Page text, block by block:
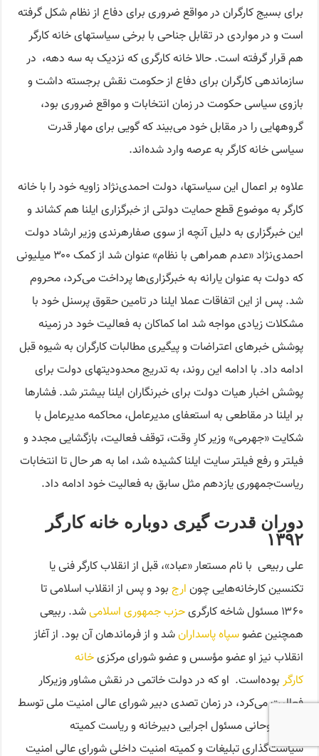
برای بسیج کارگران در مواقع ضروری برای دفاع از نظام شکل گرفته
است و در مواردی در تقابل جناحی با برخی سیاستهای خانه کارگر
هم قرار گرفته است. حالا خانه کارگری که نزدیک به سه دهه، در
سازماندهی کارگران برای دفاع از حکومت نقش برجسته داشت و
بازوی سیاسی حکومت در زمان انتخابات و مواقع ضروری بود،
گروههایی را در مقابل خود می‌بیند که گویی برای مهار قدرت
سیاسی خانه کارگر به عرصه وارد شده‌اند.
علاوه بر اعمال این سیاستها، دولت احمدی‌نژاد زاویه خود را با خانه
کارگر به موضوع قطع حمایت دولتی از خبرگزاری ایلنا هم کشاند و
این خبرگزاری به دلیل آنچه از سوی صفارهرندی وزیر ارشاد دولت
احمدی‌نژاد «عدم همراهی با نظام» عنوان شد از کمک ۳۰۰ میلیونی
که دولت به عنوان یارانه به خبرگزاری‌ها پرداخت می‌کرد، محروم
شد. پس از این اتفاقات عملا ایلنا در تامین حقوق پرسنل خود با
مشکلات زیادی مواجه شد اما کماکان به فعالیت خود در زمینه
پوشش خبرهای اعتراضات و پیگیری مطالبات کارگران به شیوه قبل
ادامه داد. با ادامه این روند، به تدریج محدودیتهای دولت برای
پوشش اخبار هیات دولت برای خبرنگاران ایلنا بیشتر شد. فشارها
بر ایلنا در مقاطعی به استعفای مدیرعامل، محاکمه مدیرعامل با
شکایت «جهرمی» وزیر کارِ وقت، توقف فعالیت، بازگشایی مجدد و
فیلتر و رفع فیلتر سایت ایلنا کشیده شد، اما به هر حال تا انتخابات
ریاست‌جمهوری یازدهم مثل سابق به فعالیت خود ادامه داد.
دوران قدرت گیری دوباره خانه کارگر
۱۳۹۲
علی ربیعی با نام مستعار «عباد»، قبل از انقلاب کارگر فنی یا
تکنسین کارخانه‌هایی چون ارج بود و پس از انقلاب اسلامی تا
۱۳۶۰ مسئول شاخه کارگری
حزب جمهوری اسلامیشد. ربیعی
همچنین عضوسپاه پاسدارانشد و از فرماندهان آن بود. از آغاز
انقلاب نیز او عضو مؤسس و عضو شورای مرکزیخانه
کارگر بوده‌است. او که در دولت خاتمی در نقش مشاور وزیرکار
فعالیت می‌کرد، در زمان تصدی دبیر شورای عالی امنیت ملی توسط
حسن روحانی مسئول اجرایی دبیرخانه و ریاست کمیته
سیاست‌گذاری تبلیغات و کمیته امنیت داخلی شورای عالی امنیت